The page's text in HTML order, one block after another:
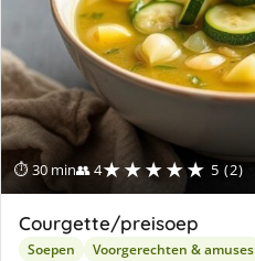
⏱ 30 min👥 4★★★★★ 5 (2)
Courgette/preisoep
Soepen Voorgerechten & amuses